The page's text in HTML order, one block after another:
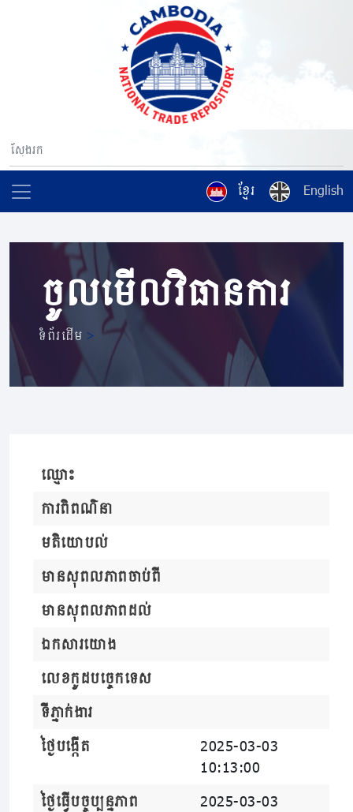
ខ្មែរ English
ចូលមើលវិធានការ
ទំព័រដើម>
ឈ្មោះ
ការពិពណ៌នា
មតិយោបល់
មានសុពលភាពចាប់ពី
មានសុពលភាពដល់
ឯកសារយោង
លេខកូដបច្ចេកទេស
ទីភ្នាក់ងារ
ថ្ងៃបង្កើត
2025-03-03
10:13:00
ថ្ងៃធ្វើបច្ចុប្បន្នភាព
2025-03-03